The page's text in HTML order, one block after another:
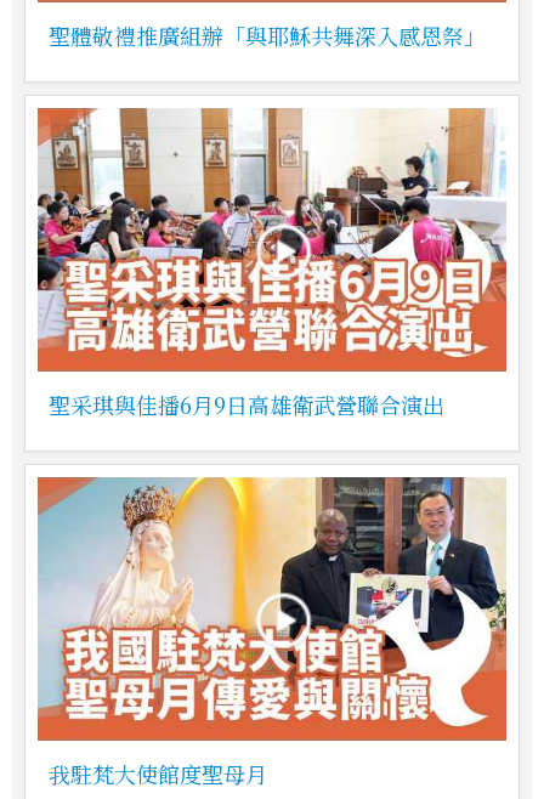
聖體敬禮推廣組辦「與耶穌共舞深入感恩祭」
聖采琪與佳播6月9日高雄衛武營聯合演出
我駐梵大使館度聖母月